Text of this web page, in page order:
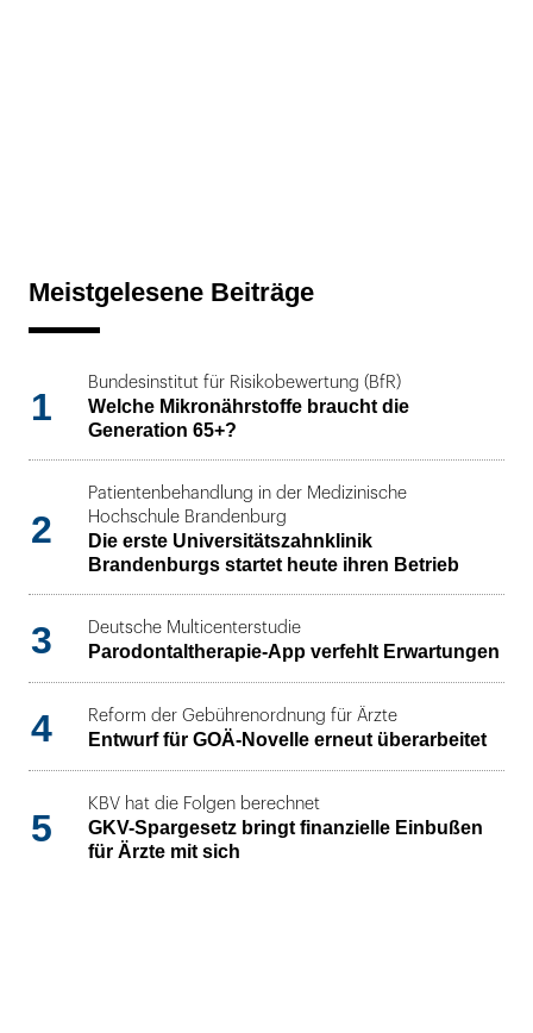
Meistgelesene Beiträge
1
Bundesinstitut für Risikobewertung (BfR)
Welche Mikronährstoffe braucht die
Generation 65+?
2
Patientenbehandlung in der Medizinische
Hochschule Brandenburg
Die erste Universitätszahnklinik
Brandenburgs startet heute ihren Betrieb
3 Deutsche Multicenterstudie
Parodontaltherapie-App verfehlt Erwartungen
4 Reform der Gebührenordnung für Ärzte
Entwurf für GOÄ-Novelle erneut überarbeitet
5
KBV hat die Folgen berechnet
GKV-Spargesetz bringt finanzielle Einbußen
für Ärzte mit sich